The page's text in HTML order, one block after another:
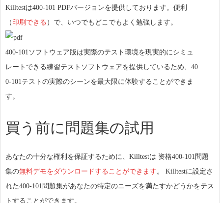
Killtestは400-101 PDFバージョンを提供しております。便利
（ 印刷できる ）で、いつでもどこでもよく勉強します。
400-101ソフトウェア版は実際のテスト環境を現実的にシミュ
レートできる練習テストソフトウェアを提供しているため、40
0-101テストの実際のシーンを最大限に体験することができま
す。
買う前に問題集の試用
あなたの十分な権利を保証するために、Killtestは 资格400-101問題
集の無料デモをダウンロードすることができます 。 Killtestに設定さ
れた400-101問題集があなたの特定のニーズを満たすかどうかをテス
トすることができます。